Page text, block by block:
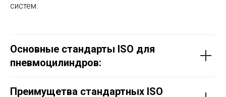
систем.
Основные стандарты ISO для
пневмоцилиндров:
Преимущетва стандартных ISO